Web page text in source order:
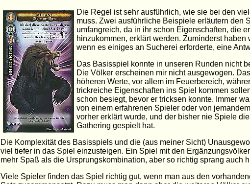
Die Regel ist sehr ausführlich, wie sie bei den
muss. Zwei ausführliche Beispiele erläutern den
umfangreich, da in ihr schon Eigenschaften, die
hinzukommen, erklärt werden. Zuminderst
wenn es einiges an Sucherei erforderte, eine
Das Basisspiel konnte in unseren Runden nicht
Die Völker erscheinen mir nicht ausgewogen.
höheren Werte, vor allem im Feuerbereich,
trickreiche Eigenschaften ins Spiel kommen
schon besiegt, bevor er tricksen konnte. Immer
von einem erfahrenen Spieler oder von
vorher erklärt wurde, und der bisher nie Spiele
Gathering gespielt hat.
Die Komplexität des Basisspiels und die (aus meiner Sicht)
viel tiefer in das Spiel einzusteigen. Ein Spiel mit den
mehr Spaß als die Ursprungskombination, aber so richtig sprang auch
Viele Spieler finden das Spiel richtig gut, wenn man aus den